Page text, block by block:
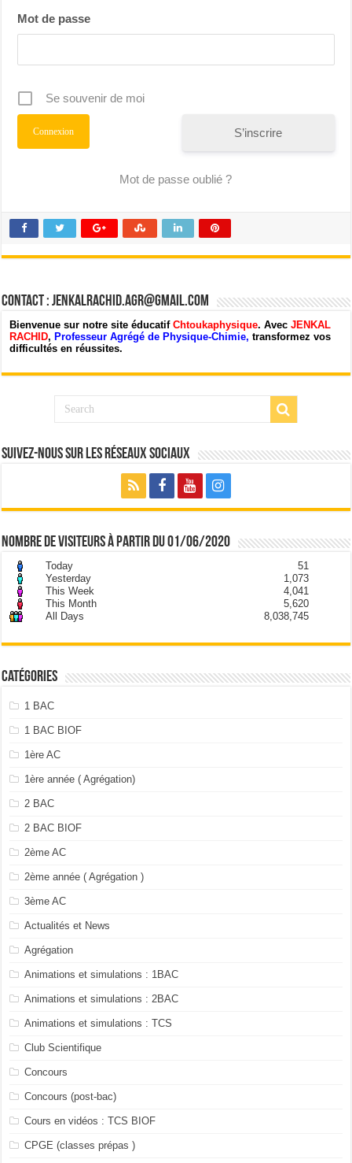
Mot de passe
Se souvenir de moi
S’inscrire
Mot de passe oublié ?
Contact : jenkalrachid.agr@gmail.com
Bienvenue sur notre site éducatifChtoukaphysique. AvecJENKAL
RACHID,Professeur Agrégé de Physique-Chimie,transformez vos
difficultés en réussites.
Suivez-nous sur les Réseaux Sociaux
nombre de visiteurs à partir du 01/06/2020
Today
51
Yesterday
1,073
This Week
4,041
This Month
5,620
All Days
8,038,745
Catégories
1 BAC
1 BAC BIOF
1ère AC
1ère année ( Agrégation)
2 BAC
2 BAC BIOF
2ème AC
2ème année ( Agrégation )
3ème AC
Actualités et News
Agrégation
Animations et simulations : 1BAC
Animations et simulations : 2BAC
Animations et simulations : TCS
Club Scientifique
Concours
Concours (post-bac)
Cours en vidéos : TCS BIOF
CPGE (classes prépas )